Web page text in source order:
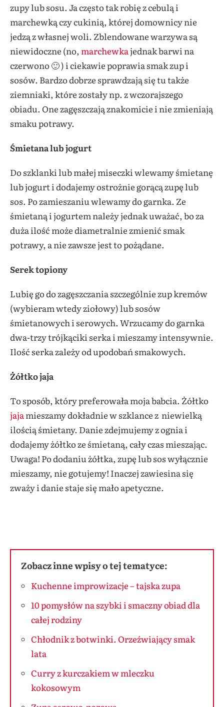
zupy lub sosu. Ja często tak robię z cebulą i
marchewką czy cukinią, której domownicy nie
jedzą z własnej woli. Zblendowane warzywa są
niewidoczne (no, marchewkajednak barwi na
czerwono 🙂 ) i ciekawie poprawia smak zup i
sosów. Bardzo dobrze sprawdzają się tu także
ziemniaki, które zostały np. z wczorajszego
obiadu. One zagęszczają znakomicie i nie zmieniają
smaku potrawy.
Śmietana lub jogurt
Do szklanki lub małej miseczki wlewamy śmietanę
lub jogurt i dodajemy ostrożnie gorącą zupę lub
sos. Po zamieszaniu wlewamy do garnka. Ze
śmietaną i jogurtem należy jednak uważać, bo za
duża ilość może diametralnie zmienić smak
potrawy, a nie zawsze jest to pożądane.
Serek topiony
Lubię go do zagęszczania szczególnie zup kremów
(wybieram wtedy ziołowy) lub sosów
śmietanowych i serowych. Wrzucamy do garnka
dwa-trzy trójkąciki serka i mieszamy intensywnie.
Ilość serka zależy od upodobań smakowych.
Żółtko jaja
To sposób, który preferowała moja babcia. Żółtko
jajamieszamy dokładnie w szklance z niewielką
ilością śmietany. Danie zdejmujemy z ognia i
dodajemy żółtko ze śmietaną, cały czas mieszając.
Uwaga! Po dodaniu żółtka, zupę lub sos wyłącznie
mieszamy, nie gotujemy! Inaczej zawiesina się
zważy i danie staje się mało apetyczne.
Zobacz inne wpisy o tej tematyce:
Kuchenne improwizacje – tajska zupa
10 pomysłów na szybki i smaczny obiad dla
całej rodziny
Chłodnik z botwinki. Orzeźwiający smak
lata
Curry z kurczakiem w mleczku
kokosowym